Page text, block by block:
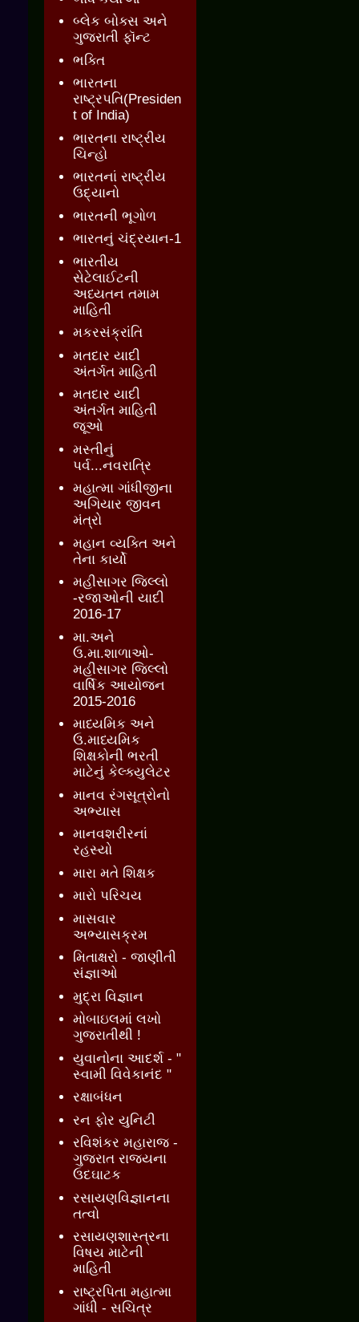
બ્લેક બોક્સ અને
ગુજરાતી ફૉન્ટ
ભક્તિ
ભારતના
રાષ્ટ્રપતિ(Presiden
t of India)
ભારતના રાષ્ટ્રીય
ચિન્હો
ભારતનાં રાષ્ટ્રીય
ઉદ્યાનો
ભારતની ભૂગોળ
ભારતનું ચંદ્રયાન-1
ભારતીય
સેટેલાઈટની
અધ્યતન તમામ
માહિતી
મકરસંક્રાંતિ
મતદાર યાદી
અંતર્ગત માહિતી
મતદાર યાદી
અંતર્ગત માહિતી
જૂઓ
મસ્તીનું
પર્વ...નવરાત્રિ
મહાત્મા ગાંધીજીના
અગિયાર જીવન
મંત્રો
મહાન વ્યક્તિ અને
તેના કાર્યો
મહીસાગર જિલ્લો
-રજાઓની યાદી
2016-17
મા.અને
ઉ.મા.શાળાઓ-
મહીસાગર જિલ્લો
વાર્ષિક આયોજન
2015-2016
માધ્યમિક અને
ઉ.માધ્યમિક
શિક્ષકોની ભરતી
માટેનું કેલ્ક્યુલેટર
માનવ રંગસૂત્રોનો
અભ્યાસ
માનવશરીરનાં
રહસ્યો
મારા મતે શિક્ષક
મારો પરિચય
માસવાર
અભ્યાસક્રમ
મિતાક્ષરો - જાણીતી
સંજ્ઞાઓ
મુદ્રા વિજ્ઞાન
મોબાઇલમાં લખો
ગુજરાતીથી !
યુવાનોના આદર્શ - "
સ્વામી વિવેકાનંદ "
રક્ષાબંધન
રન ફોર યુનિટી
રવિશંકર મહારાજ -
ગુજરાત રાજ્યના
ઉદઘાટક
રસાયણવિજ્ઞાનના
તત્વો
રસાયણશાસ્ત્રના
વિષય માટેની
માહિતી
રાષ્ટ્રપિતા મહાત્મા
ગાંધી - સચિત્ર